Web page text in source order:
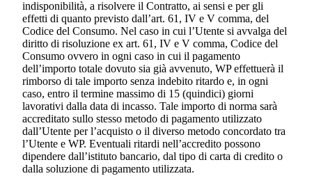
indisponibilità, a risolvere il Contratto, ai sensi e per gli
effetti di quanto previsto dall’art. 61, IV e V comma, del
Codice del Consumo. Nel caso in cui l’Utente si avvalga del
diritto di risoluzione ex art. 61, IV e V comma, Codice del
Consumo ovvero in ogni caso in cui il pagamento
dell’importo totale dovuto sia già avvenuto, WP effettuerà il
rimborso di tale importo senza indebito ritardo e, in ogni
caso, entro il termine massimo di 15 (quindici) giorni
lavorativi dalla data di incasso. Tale importo di norma sarà
accreditato sullo stesso metodo di pagamento utilizzato
dall’Utente per l’acquisto o il diverso metodo concordato tra
l’Utente e WP. Eventuali ritardi nell’accredito possono
dipendere dall’istituto bancario, dal tipo di carta di credito o
dalla soluzione di pagamento utilizzata.